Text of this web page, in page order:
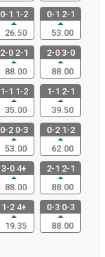
0-1 1-2
26.50
0-1 2-1
53.00
2-0 2-1
88.00
2-0 3-0
88.00
1-1 1-2
35.00
1-1 2-1
39.50
0-2 0-3
53.00
0-2 1-2
62.00
3-0 4+
88.00
2-1 2-1
88.00
1-2 4+
19.35
0-3 0-3
88.00